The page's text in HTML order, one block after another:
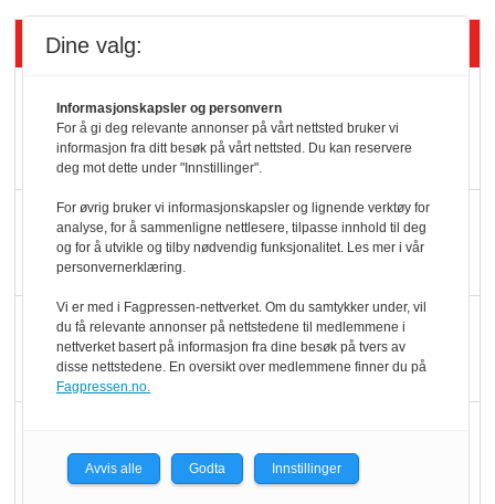
Siste artikler - KBS
Mat er viktigere enn
pris når elbilister
velger ladestopp
Ti bensinstasjoner
legger ned hver måned
Potetball, kylling og 98
oktan
endring: Stadig større
Dine valg:
Informasjonskapsler og personvern
For å gi deg relevante annonser på vårt nettsted bruker vi
informasjon fra ditt besøk på vårt nettsted. Du kan reservere
deg mot dette under "Innstillinger".
For øvrig bruker vi informasjonskapsler og lignende verktøy for
analyse, for å sammenligne nettlesere, tilpasse innhold til deg
og for å utvikle og tilby nødvendig funksjonalitet. Les mer i vår
personvernerklæring.
Vi er med i Fagpressen-nettverket. Om du samtykker under, vil
du få relevante annonser på nettstedene til medlemmene i
nettverket basert på informasjon fra dine besøk på tvers av
disse nettstedene. En oversikt over medlemmene finner du på
Fagpressen.no.
Avvis alle Godta Innstillinger